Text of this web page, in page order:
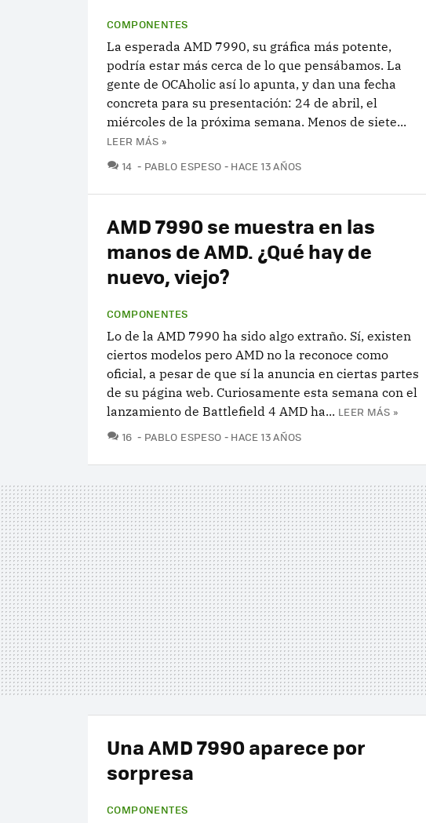
COMPONENTES
La esperada AMD 7990, su gráfica más potente,
podría estar más cerca de lo que pensábamos. La
gente de OCAholic así lo apunta, y dan una fecha
concreta para su presentación: 24 de abril, el
miércoles de la próxima semana. Menos de siete...
LEER MÁS »
14 COMENTARIOS
PABLO ESPESO HACE 13 AÑOS
AMD 7990 se muestra en las
manos de AMD. ¿Qué hay de
nuevo, viejo?
COMPONENTES
Lo de la AMD 7990 ha sido algo extraño. Sí, existen
ciertos modelos pero AMD no la reconoce como
oficial, a pesar de que sí la anuncia en ciertas partes
de su página web. Curiosamente esta semana con el
lanzamiento de Battlefield 4 AMD ha... LEER MÁS »
16 COMENTARIOS
PABLO ESPESO HACE 13 AÑOS
Una AMD 7990 aparece por
sorpresa
COMPONENTES